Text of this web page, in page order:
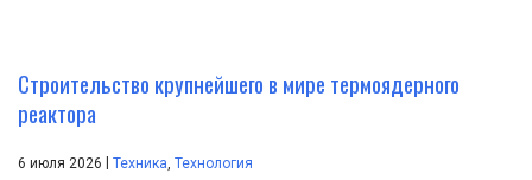
Строительство крупнейшего в мире термоядерного
реактора
6 июля 2026 Техника, Технология